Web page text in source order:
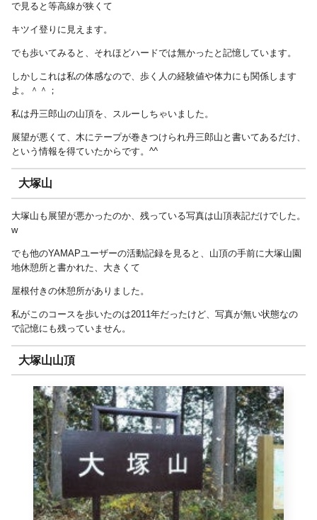
で見ると等高線が狭くて
キツイ登りに見えます。
でも歩いてみると、それほどハードでは無かったと記憶しています。
しかしこれは私の体感なので、歩く人の経験値や体力にも関係します
よ。＾＾；
私は丹三郎山の山頂を、スルーしちゃいました。
展望が悪くて、木にテープが巻きつけられ丹三郎山と書いてあるだけ、
という情報を得ていたからです。^^
大塚山
大塚山も展望が悪かったのか、残っている写真は山頂表記だけでした。
w
でも他のYAMAPユーザーの活動記録を見ると、山頂の手前に大塚山園
地休憩所と書かれた、大きくて
屋根付きの休憩所がありました。
私がこのコースを歩いたのは2011年だったけど、写真が無い状態なの
で記憶にも残っていません。
大塚山山頂